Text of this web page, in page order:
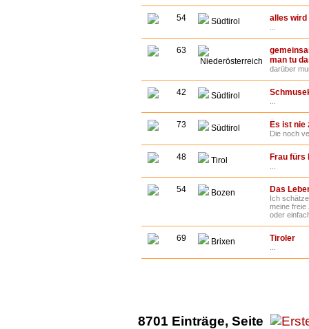
54 Südtirol alles wird
63
Niederösterreich
man tu
darüber
42 Südtirol
73 Südtirol Es ist nie
Die noch
48 Tirol Frau fürs
54 Bozen Das
Ich
meine freie
oder
69 Brixen Tiroler
8701 Einträge, Seite